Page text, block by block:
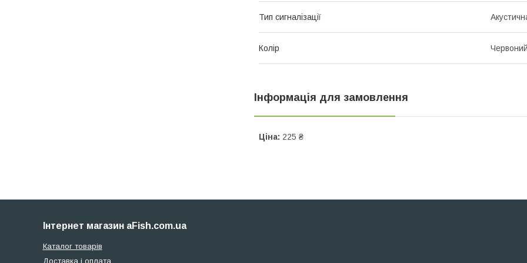
Тип сигналізації
Колір
Інформація для замовлення
Ціна: 225 ₴
Інтернет магазин aFish.com.ua
Каталог товарів
Доставка і оплата